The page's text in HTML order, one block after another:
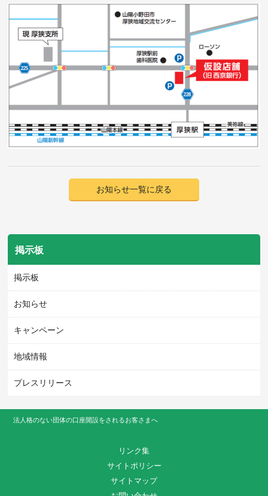
お知らせ一覧に戻る
掲示板
掲示板
お知らせ
キャンペーン
地域情報
プレスリリース
法人格のない団体の口座開設をされるお客さまへ
リンク集
サイトポリシー
サイトマップ